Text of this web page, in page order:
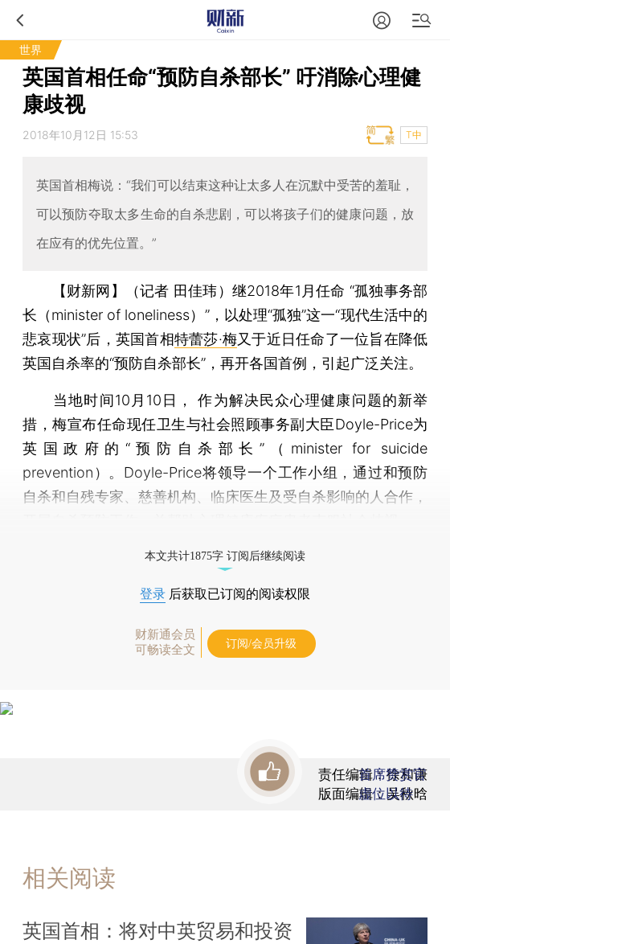
世界
英国首相任命“预防自杀部长” 吁消除心理健
康歧视
2018年10月12日 15:53 T中
英国首相梅说：“我们可以结束这种让太多人在沉默中受苦的羞耻，
可以预防夺取太多生命的自杀悲剧，可以将孩子们的健康问题，放
在应有的优先位置。”
【财新网】（记者 田佳玮） 继2018年1月任命 “孤独事务部
长（minister of loneliness）”，以处理“孤独”这一“现代生活中的
悲哀现状”后，英国首相特蕾莎·梅又于近日任命了一位旨在降低
英国自杀率的“预防自杀部长”，再开各国首例，引起广泛关注。
当地时间10月10日， 作为解决民众心理健康问题的新举
措，梅宣布任命现任卫生与社会照顾事务副大臣Doyle-Price为
英国政府的“预防自杀部长”（minister for suicide
prevention）。Doyle-Price将领导一个工作小组，通过和预防
自杀和自残专家、慈善机构、临床医生及受自杀影响的人合作，
本文共计1875字 订阅后继续阅读
登录 后获取已订阅的阅读权限
财新通会员
可畅读全文
订阅/会员升级
责任编辑：徐和谦
版面编辑：吴秋晗
首席赞赏官
虚位以待
相关阅读
英国首相：将对中英贸易和投资